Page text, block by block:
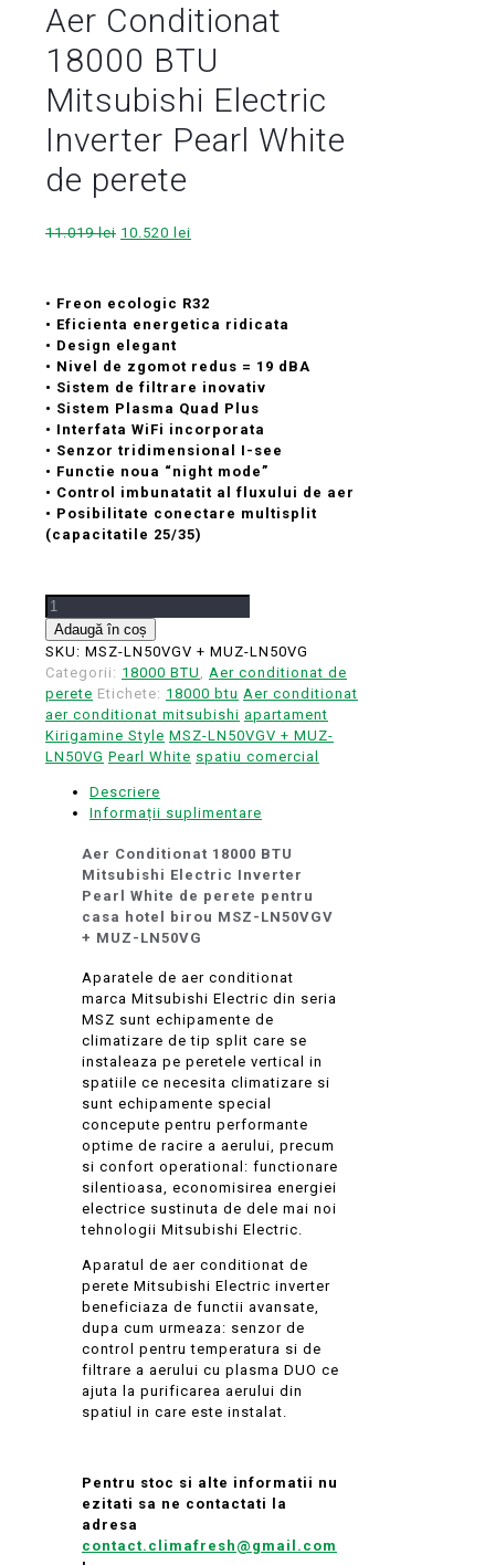
Aer Conditionat
18000 BTU
Mitsubishi Electric
Inverter Pearl White
de perete
11.019lei Prețul
fost:
11.019 lei.
10.520 lei
10.520 lei.
• Freon ecologic R32
• Eficienta energetica ridicata
• Design elegant
• Nivel de zgomot redus = 19 dBA
• Sistem de filtrare inovativ
• Sistem Plasma Quad Plus
• Interfata WiFi incorporata
• Senzor tridimensional I-see
• Functie noua “night mode”
• Control imbunatatit al fluxului de aer
• Posibilitate conectare multisplit
(capacitatile 25/35)
Cantitate
Aer
Conditionat
18000
BTU
Mitsubishi
Electric
Inverter
White
Adaugă în coș
SKU: MSZ-LN50VGV + MUZ-LN50VG
Categorii: 18000 BTU , Aer conditionat de
perete Etichete: 18000 btu Aer conditionat
aer conditionat mitsubishi apartament
Kirigamine Style MSZ-LN50VGV + MUZ-
LN50VG Pearl White spatiu comercial
Descriere
Informații suplimentare
Aer Conditionat 18000 BTU
Mitsubishi Electric Inverter
Pearl White de perete pentru
casa hotel birou MSZ-LN50VGV
+ MUZ-LN50VG
Aparatele de aer conditionat
marca Mitsubishi Electric din seria
MSZ sunt echipamente de
climatizare de tip split care se
instaleaza pe peretele vertical in
spatiile ce necesita climatizare si
sunt echipamente special
concepute pentru performante
optime de racire a aerului, precum
si confort operational: functionare
silentioasa, economisirea energiei
electrice sustinuta de dele mai noi
tehnologii Mitsubishi Electric.
Aparatul de aer conditionat de
perete Mitsubishi Electric inverter
beneficiaza de functii avansate,
dupa cum urmeaza: senzor de
control pentru temperatura si de
filtrare a aerului cu plasma DUO ce
ajuta la purificarea aerului din
spatiul in care este instalat.
Pentru stoc si alte informatii nu
ezitati sa ne contactati la
adresa
contact.climafresh@gmail.com